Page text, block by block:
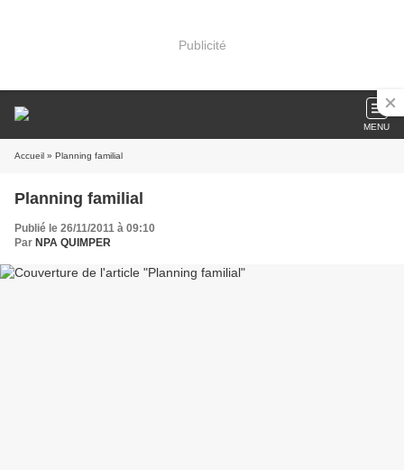
Publicité
MENU
Accueil » Planning familial
Planning familial
Publié le 26/11/2011 à 09:10
Par NPA QUIMPER